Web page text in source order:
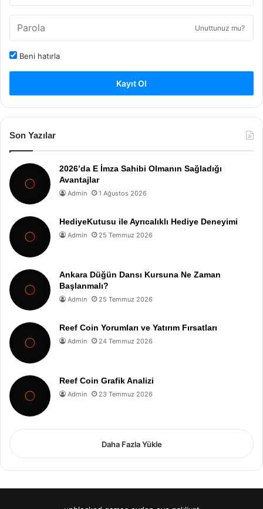
Unuttunuz mu?
Beni hatırla
Kayıt Ol
Son Yazılar
2026’da E İmza Sahibi Olmanın Sağladığı
Avantajlar
Admin 1 Ağustos 2026
HediyeKutusu ile Ayrıcalıklı Hediye Deneyimi
Admin 25 Temmuz 2026
Ankara Düğün Dansı Kursuna Ne Zaman
Başlanmalı?
Admin 25 Temmuz 2026
Reef Coin Yorumları ve Yatırım Fırsatları
Admin 24 Temmuz 2026
Reef Coin Grafik Analizi
Admin 23 Temmuz 2026
Daha Fazla Yükle